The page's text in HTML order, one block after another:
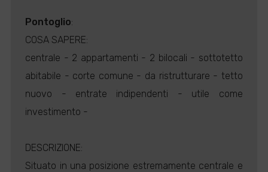
Pontoglio:
COSA SAPERE:
centrale - 2 appartamenti - 2 bilocali - sottotetto
abitabile - corte comune - da ristrutturare - tetto
nuovo - entrate indipendenti - utile come
investimento -
DESCRIZIONE:
Situato in una posizione estremamente centrale e